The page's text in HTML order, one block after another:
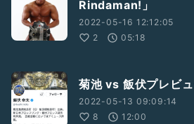
Rindaman!」
2022-05-16 12:12:05
2
05:18
菊池 vs 飯伏プレビ
2022-05-13 09:09:14
8
12:00